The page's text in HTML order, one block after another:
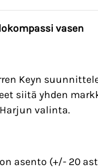
vasen
Keyn
siitä yhden
valinta.
asento (+/- 20